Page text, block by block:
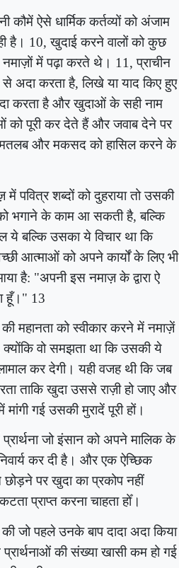
कौमें ऐसे धार्मिक कर्तव्यों को अंजाम
है। 10, खुदाई करने वालों को कुछ
में पढ़ा करते थे। 11, प्राचीन
से अदा करता है,लिखे या याद किए हुए
करता है और खुदाओं के सही नाम
को पूरी कर देते हैं और जवाब देने पर
और मकसद को हासिल करने के
शब्दों को दुहराया तो उसकी
भगाने के काम आ सकती है, बल्कि
ये बल्कि उसका ये विचार था कि
आत्माओं को अपने कार्यों के लिए भी
है: "अपनी इस नमाज़ के द्वारा ऐ
हूँ।" 13
महानता को स्वीकार करने में नमाज़ें
क्योंकि वो समझता था कि उसकी ये
कर देगी। यही वजह थी कि जब
ताकि खुदा उससे राज़ी हो जाए और
गई उसकी मुरादें पूरी हों।
प्रार्थना जो इंसान को अपने मालिक के
कर दी है। और एक ऐच्छिक
छोड़ने पर खुदा का प्रकोप नहीं
प्राप्त करना चाहता होँ।
जो पहले उनके बाप दादा अदा किया
की संख्या खासी कम हो गई